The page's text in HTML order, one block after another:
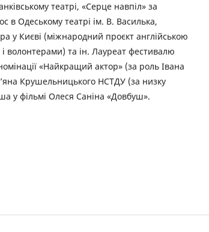
театрі, «Серце навпіл» за
в Одеському театрі ім. В. Василька,
у Києві (міжнародний проєкт англійською
волонтерами) та ін. Лауреат фестивалю
«Найкращий актор» (за роль Івана
Крушельницького НСТДУ (за низку
у фільмі Олеся Саніна «Довбуш».